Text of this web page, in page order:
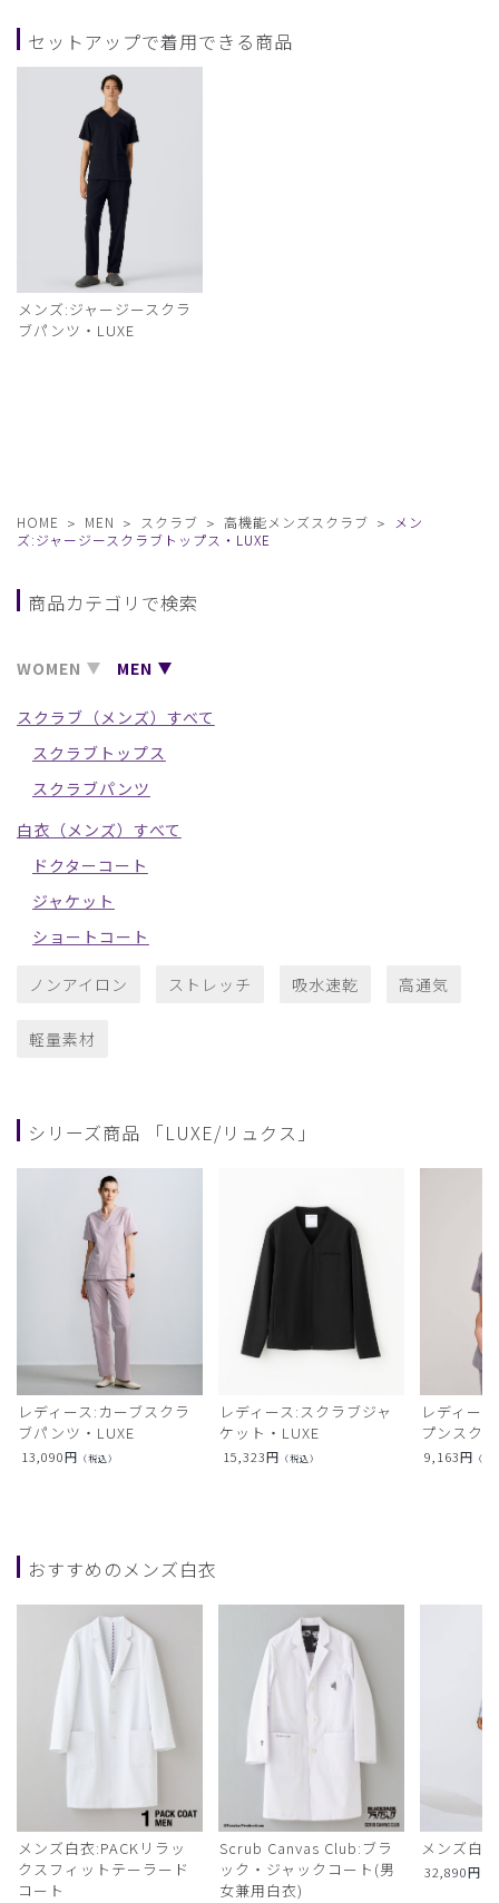
セットアップで着用できる商品
メンズ:ジャージースクラ
ブパンツ・LUXE
HOME MEN スクラブ 高機能メンズスクラブ
メン
ズ:ジャージースクラブトップス・LUXE
商品カテゴリで検索
WOMEN MEN
スクラブ（メンズ）すべて
スクラブトップス
スクラブパンツ
白衣（メンズ）すべて
ドクターコート
ジャケット
ショートコート
ノンアイロン ストレッチ 吸水速乾 高通気
軽量素材
シリーズ商品 「LUXE/リュクス」
レディース:カーブスクラ
ブパンツ・LUXE
13,090円 （税込）
レディース:スクラブジャ
ケット・LUXE
15,323円 （税込）
レディー
プンスク
9,163円 （税
おすすめのメンズ白衣
メンズ白衣:PACKリラッ
クスフィットテーラード
コート
Scrub Canvas Club:ブラ
ック・ジャックコート(男
女兼用白衣)
メンズ白
32,890円